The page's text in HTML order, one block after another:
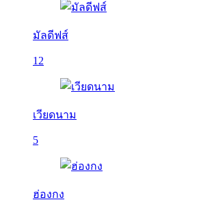
มัลดีฟส์
12
เวียดนาม
5
ฮ่องกง